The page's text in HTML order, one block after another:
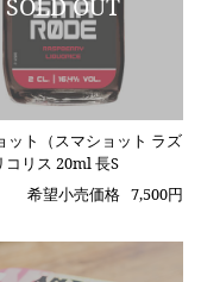
ット（スマショット ラズ
コリス 20ml 長S
希望小売価格 7,500円